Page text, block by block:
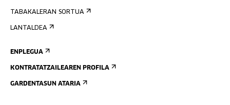
TABAKALERAN SORTUA
LANTALDEA
ENPLEGUA
KONTRATATZAILEAREN PROFILA
GARDENTASUN ATARIA